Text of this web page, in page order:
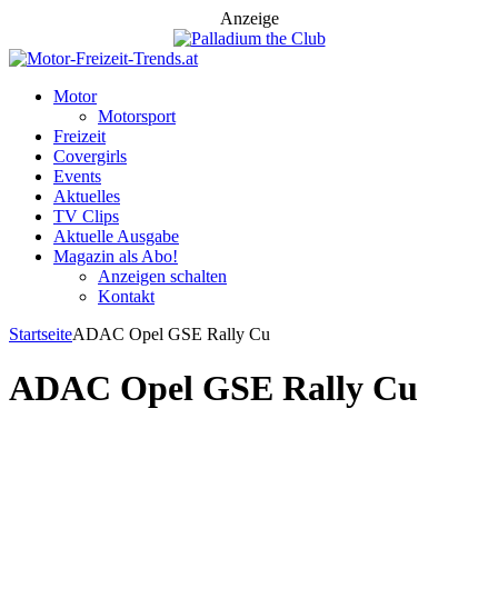
Anzeige
Motor
Motorsport
Freizeit
Covergirls
Events
Aktuelles
TV Clips
Aktuelle Ausgabe
Magazin als Abo!
Anzeigen schalten
Kontakt
StartseiteADAC Opel GSE Rally Cu
ADAC Opel GSE Rally Cu